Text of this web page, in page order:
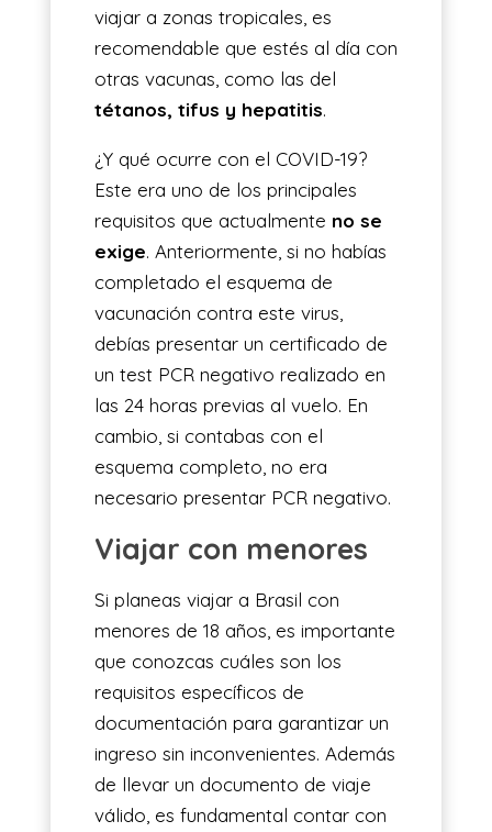
viajar a zonas tropicales, es
recomendable que estés al día con
otras vacunas, como las del
tétanos, tifus y hepatitis.
¿Y qué ocurre con el COVID-19?
Este era uno de los principales
requisitos que actualmente no se
exige. Anteriormente, si no habías
completado el esquema de
vacunación contra este virus,
debías presentar un certificado de
un test PCR negativo realizado en
las 24 horas previas al vuelo. En
cambio, si contabas con el
esquema completo, no era
necesario presentar PCR negativo.
Viajar con menores
Si planeas viajar a Brasil con
menores de 18 años, es importante
que conozcas cuáles son los
requisitos específicos de
documentación para garantizar un
ingreso sin inconvenientes. Además
de llevar un documento de viaje
válido, es fundamental contar con